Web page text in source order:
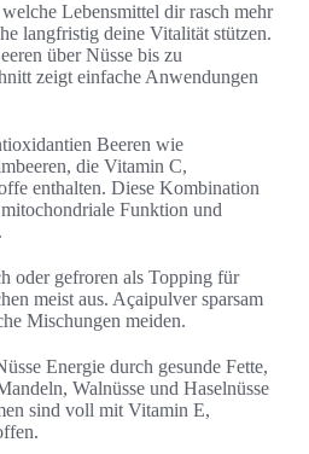
Lebensmittel dir rasch mehr
langfristig deine Vitalität stützen.
über Nüsse bis zu
zeigt einfache Anwendungen
Beeren wie
die Vitamin C,
enthalten. Diese Kombination
Funktion und
oder gefroren als Topping für
meist aus. Açaipulver sparsam
Mischungen meiden.
Energie durch gesunde Fette,
Walnüsse und Haselnüsse
sind voll mit Vitamin E,